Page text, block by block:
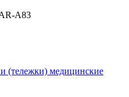
A83
(тележки) медицинские